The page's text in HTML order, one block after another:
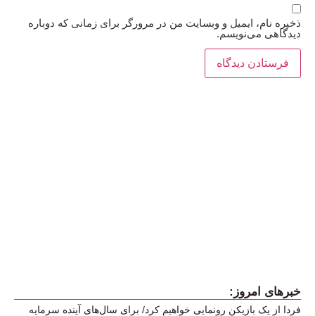
ذخیره نام، ایمیل و وبسایت من در مرورگر برای زمانی که دوباره
دیدگاهی می‌نویسم.
خبرهای امروز:
فردا از یک بازیکن رونمایی خواهیم کرد/ برای سال‌های آینده سرمایه